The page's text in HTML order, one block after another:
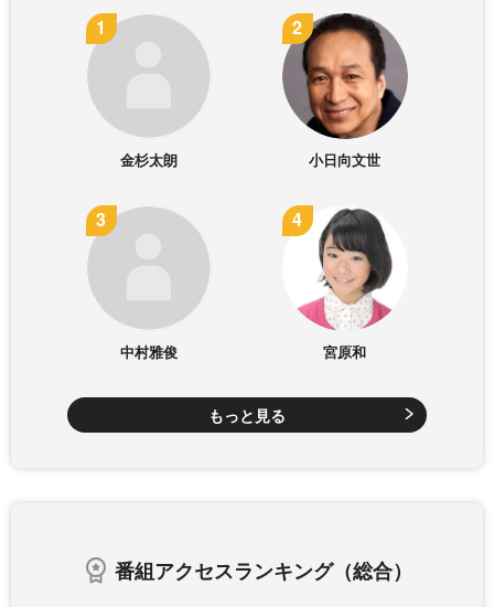
金杉太朗 小日向文世
中村雅俊 宮原和
もっと見る
番組アクセスランキング（総合）